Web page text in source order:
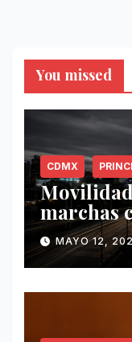
You missed
CDMX
marchas
este 12
MAYO 12,